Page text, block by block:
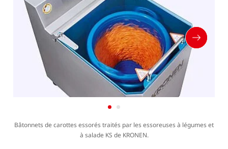
De conception robuste, ouverte et hygiénique, la KS-900
ECO évite les dépôts de saletés dans la zone d’essorage et
assure un essorage simple et efficace.
Bâtonnets de carottes essorés traités par les essoreuses à légumes et
à salade KS de KRONEN.